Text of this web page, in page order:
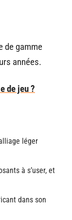
de gamme
années.
de jeu ?
léger
à s’user, et
dans son